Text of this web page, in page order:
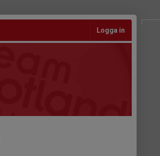
Logga in